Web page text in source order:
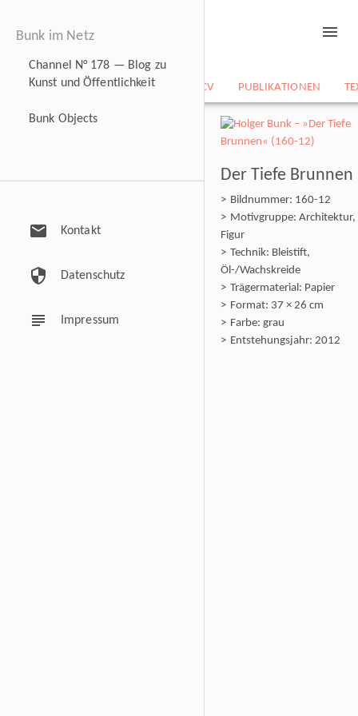
NEWS BILDARCHIV CV PUBLIKATIONEN
menu
Bunk im Netz
Channel N° 178 — Blog zu
Kunst und Öffentlichkeit
Bunk Objects
mail Kontakt
security Datenschutz
subject Impressum
Der Tiefe Brunnen
Bildnummer: 160-12
Motivgruppe: Architektur,
Figur
Technik: Bleistift,
Öl-/Wachskreide
Trägermaterial: Papier
Format: 37 × 26 cm
Farbe: grau
Entstehungsjahr: 2012